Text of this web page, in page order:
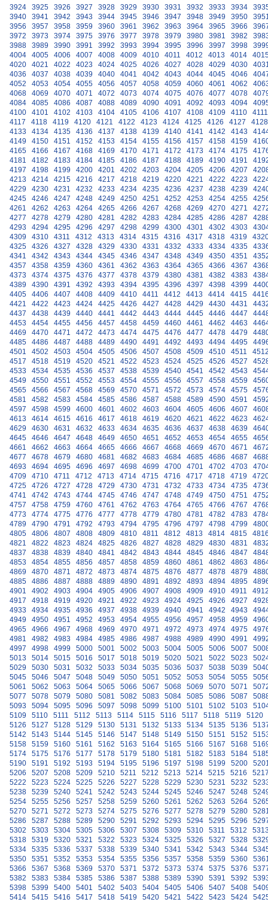
3924
3925 3926 3927 3928 3929 3930 3931 3932 3933 3934
3940
3941 3942 3943 3944 3945 3946 3947 3948 3949 3950
3956
3957 3958 3959 3960 3961 3962 3963 3964 3965 3966
3972
3973 3974 3975 3976 3977 3978 3979 3980 3981 3982
3988
3989 3990 3991 3992 3993 3994 3995 3996 3997 3998
4004
4005 4006 4007 4008 4009 4010 4011 4012 4013 4014
4020
4021 4022 4023 4024 4025 4026 4027 4028 4029 4030
4036
4037 4038 4039 4040 4041 4042 4043 4044 4045 4046
4052
4053 4054 4055 4056 4057 4058 4059 4060 4061 4062
4068
4069 4070 4071 4072 4073 4074 4075 4076 4077 4078
4084
4085 4086 4087 4088 4089 4090 4091 4092 4093 4094
4100
4101 4102 4103 4104 4105 4106 4107 4108 4109 4110
4111
4117
4118 4119 4120 4121 4122 4123 4124 4125 4126 4127
4128
4133
4134 4135 4136 4137 4138 4139 4140 4141 4142 4143
4149
4150 4151 4152 4153 4154 4155 4156 4157 4158 4159
4165
4166 4167 4168 4169 4170 4171 4172 4173 4174 4175
4181
4182 4183 4184 4185 4186 4187 4188 4189 4190 4191
4197
4198 4199 4200 4201 4202 4203 4204 4205 4206 4207
4213
4214 4215 4216 4217 4218 4219 4220 4221 4222 4223
4229
4230 4231 4232 4233 4234 4235 4236 4237 4238 4239
4245
4246 4247 4248 4249 4250 4251 4252 4253 4254 4255
4261
4262 4263 4264 4265 4266 4267 4268 4269 4270 4271
4277
4278 4279 4280 4281 4282 4283 4284 4285 4286 4287
4293
4294 4295 4296 4297 4298 4299 4300 4301 4302 4303
4309
4310 4311 4312 4313 4314 4315 4316 4317 4318 4319
4325
4326 4327 4328 4329 4330 4331 4332 4333 4334 4335
4341
4342 4343 4344 4345 4346 4347 4348 4349 4350 4351
4357
4358 4359 4360 4361 4362 4363 4364 4365 4366 4367
4373
4374 4375 4376 4377 4378 4379 4380 4381 4382 4383
4389
4390 4391 4392 4393 4394 4395 4396 4397 4398 4399
4405
4406 4407 4408 4409 4410 4411 4412 4413 4414 4415
4421
4422 4423 4424 4425 4426 4427 4428 4429 4430 4431
4437
4438 4439 4440 4441 4442 4443 4444 4445 4446 4447
4453
4454 4455 4456 4457 4458 4459 4460 4461 4462 4463
4469
4470 4471 4472 4473 4474 4475 4476 4477 4478 4479
4485
4486 4487 4488 4489 4490 4491 4492 4493 4494 4495
4501
4502 4503 4504 4505 4506 4507 4508 4509 4510 4511
4517
4518 4519 4520 4521 4522 4523 4524 4525 4526 4527
4533
4534 4535 4536 4537 4538 4539 4540 4541 4542 4543
4549
4550 4551 4552 4553 4554 4555 4556 4557 4558 4559
4565
4566 4567 4568 4569 4570 4571 4572 4573 4574 4575
4581
4582 4583 4584 4585 4586 4587 4588 4589 4590 4591
4597
4598 4599 4600 4601 4602 4603 4604 4605 4606 4607
4613
4614 4615 4616 4617 4618 4619 4620 4621 4622 4623
4629
4630 4631 4632 4633 4634 4635 4636 4637 4638 4639
4645
4646 4647 4648 4649 4650 4651 4652 4653 4654 4655
4661
4662 4663 4664 4665 4666 4667 4668 4669 4670 4671
4677
4678 4679 4680 4681 4682 4683 4684 4685 4686 4687
4693
4694 4695 4696 4697 4698 4699 4700 4701 4702 4703
4709
4710 4711 4712 4713 4714 4715 4716 4717 4718 4719
4725
4726 4727 4728 4729 4730 4731 4732 4733 4734 4735
4741
4742 4743 4744 4745 4746 4747 4748 4749 4750 4751
4757
4758 4759 4760 4761 4762 4763 4764 4765 4766 4767
4773
4774 4775 4776 4777 4778 4779 4780 4781 4782 4783
4789
4790 4791 4792 4793 4794 4795 4796 4797 4798 4799
4805
4806 4807 4808 4809 4810 4811 4812 4813 4814 4815
4821
4822 4823 4824 4825 4826 4827 4828 4829 4830 4831
4837
4838 4839 4840 4841 4842 4843 4844 4845 4846 4847
4853
4854 4855 4856 4857 4858 4859 4860 4861 4862 4863
4869
4870 4871 4872 4873 4874 4875 4876 4877 4878 4879
4885
4886 4887 4888 4889 4890 4891 4892 4893 4894 4895
4901
4902 4903 4904 4905 4906 4907 4908 4909 4910 4911
4917
4918 4919 4920 4921 4922 4923 4924 4925 4926 4927
4933
4934 4935 4936 4937 4938 4939 4940 4941 4942 4943
4949
4950 4951 4952 4953 4954 4955 4956 4957 4958 4959
4965
4966 4967 4968 4969 4970 4971 4972 4973 4974 4975
4981
4982 4983 4984 4985 4986 4987 4988 4989 4990 4991
4997
4998 4999 5000 5001 5002 5003 5004 5005 5006 5007
5013
5014 5015 5016 5017 5018 5019 5020 5021 5022 5023
5029
5030 5031 5032 5033 5034 5035 5036 5037 5038 5039
5045
5046 5047 5048 5049 5050 5051 5052 5053 5054 5055
5061
5062 5063 5064 5065 5066 5067 5068 5069 5070 5071
5077
5078 5079 5080 5081 5082 5083 5084 5085 5086 5087
5093
5094 5095 5096 5097 5098 5099 5100 5101 5102 5103
5109
5110 5111 5112 5113 5114 5115 5116 5117 5118 5119
5120
5126
5127 5128 5129 5130 5131 5132 5133 5134 5135 5136
5142
5143 5144 5145 5146 5147 5148 5149 5150 5151 5152
5158
5159 5160 5161 5162 5163 5164 5165 5166 5167 5168
5174
5175 5176 5177 5178 5179 5180 5181 5182 5183 5184
5190
5191 5192 5193 5194 5195 5196 5197 5198 5199 5200
5206
5207 5208 5209 5210 5211 5212 5213 5214 5215 5216
5222
5223 5224 5225 5226 5227 5228 5229 5230 5231 5232
5238
5239 5240 5241 5242 5243 5244 5245 5246 5247 5248
5254
5255 5256 5257 5258 5259 5260 5261 5262 5263 5264
5270
5271 5272 5273 5274 5275 5276 5277 5278 5279 5280
5286
5287 5288 5289 5290 5291 5292 5293 5294 5295 5296
5302
5303 5304 5305 5306 5307 5308 5309 5310 5311 5312
5318
5319 5320 5321 5322 5323 5324 5325 5326 5327 5328
5334
5335 5336 5337 5338 5339 5340 5341 5342 5343 5344
5350
5351 5352 5353 5354 5355 5356 5357 5358 5359 5360
5366
5367 5368 5369 5370 5371 5372 5373 5374 5375 5376
5382
5383 5384 5385 5386 5387 5388 5389 5390 5391 5392
5398
5399 5400 5401 5402 5403 5404 5405 5406 5407 5408
5414
5415 5416 5417 5418 5419 5420 5421 5422 5423 5424